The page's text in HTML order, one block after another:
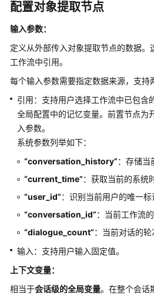
流
和
务
型
工
流
作
流
用
限
搭
建
工
作
流
配置对象提取节点
输入参数：
定义从外部传入对象提取节点的数据
工作流中引用。
每个输入参数需要指定数据来源，支持
引用：支持用户选择工作流中已包含
全局配置中的记忆变量。前置节点为
入参数。
系统参数列举如下：
“conversation_history”：存储当
“current_time”：获取当前的系统
“user_id”：识别当前用户的唯一标
“conversation_id”：当前工作流
“dialogue_count”：当前对话的轮
输入：支持用户输入固定值。
上下文变量：
相当于会话级的全局变量。在整个会话